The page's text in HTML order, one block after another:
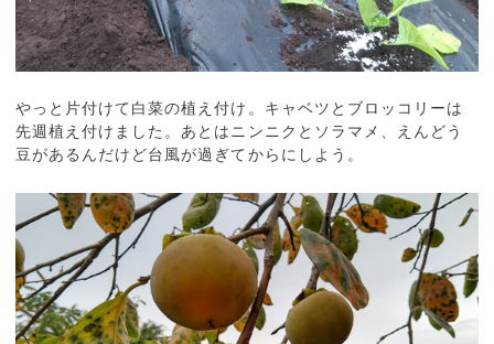
やっと片付けて白菜の植え付け。キャベツとブロッコリーは
先週植え付けました。あとはニンニクとソラマメ、えんどう
豆があるんだけど台風が過ぎてからにしよう。